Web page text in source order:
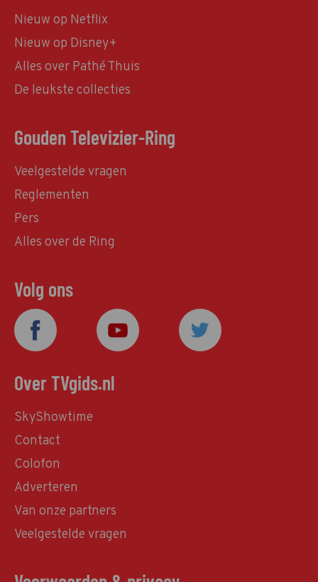
Nieuw op Netflix
Nieuw op Disney+
Alles over Pathé Thuis
De leukste collecties
Gouden Televizier-Ring
Veelgestelde vragen
Reglementen
Pers
Alles over de Ring
Volg ons
Over TVgids.nl
SkyShowtime
Contact
Colofon
Adverteren
Van onze partners
Veelgestelde vragen